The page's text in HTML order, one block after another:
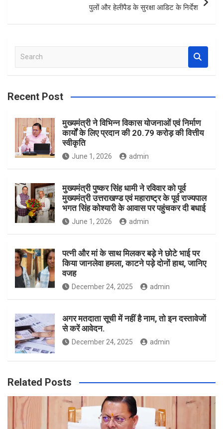
पुलों और हेलीपैड के सुरक्षा आडिट के निर्देश
a
c
Recent Post
मुख्यमंत्री ने विभिन्न विकास योजनाओं एवं निर्माण
कार्यों के लिए प्रदान की 20.79 करोड़ की वित्तीय
स्वीकृति
June 1, 2026 admin
मुख्यमंत्री पुष्कर सिंह धामी ने रविवार को पूर्व
मुख्यमंत्री उत्तराखण्ड एवं महाराष्ट्र के पूर्व राज्यपाल
भगत सिंह कोश्यारी के आवास पर पहुंचकर दी बधाई
June 1, 2026 admin
पत्नी और मां के साथ मिलकर बड़े ने छोटे भाई पर
किया जानलेवा हमला, काटने पड़े दोनों हाथ, जानिए
वजह
December 24, 2025 admin
अगर मतदाता सूची में नहीं है नाम, तो इन दस्तावेजों
से करें आवेदन.
December 24, 2025 admin
Related Posts